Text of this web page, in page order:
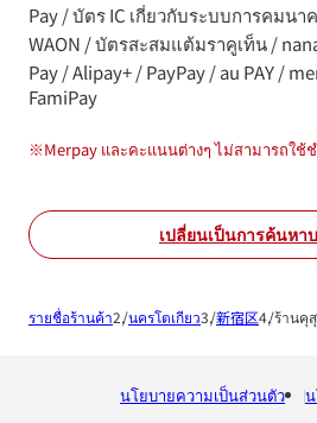
Pay / บัตร IC เกี่ยวกับระบบการคมนา
WAON / บัตรสะสมแต้มราคูเท็น /
Pay / Alipay+ / PayPay / au PAY /
FamiPay
※Merpay และคะแนนต่างๆ ไม่สามารถใช้
เปลี่ยนเป็นการค้นห
รายชื่อร้านค้า นครโตเกียว 新宿区 ร้านคุ
นโยบายความเป็นส่วนตัว